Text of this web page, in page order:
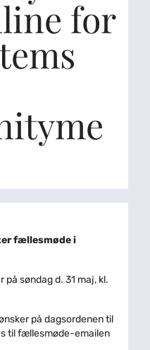
for
fællesmøde i
søndag d. 31 maj, kl.
på dagsordenen til
til fællesmøde-emailen